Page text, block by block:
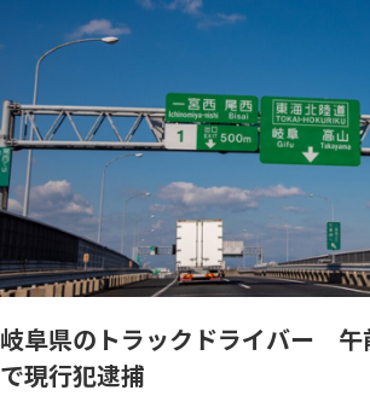
岐阜県のトラックドライバー 午
で現行犯逮捕